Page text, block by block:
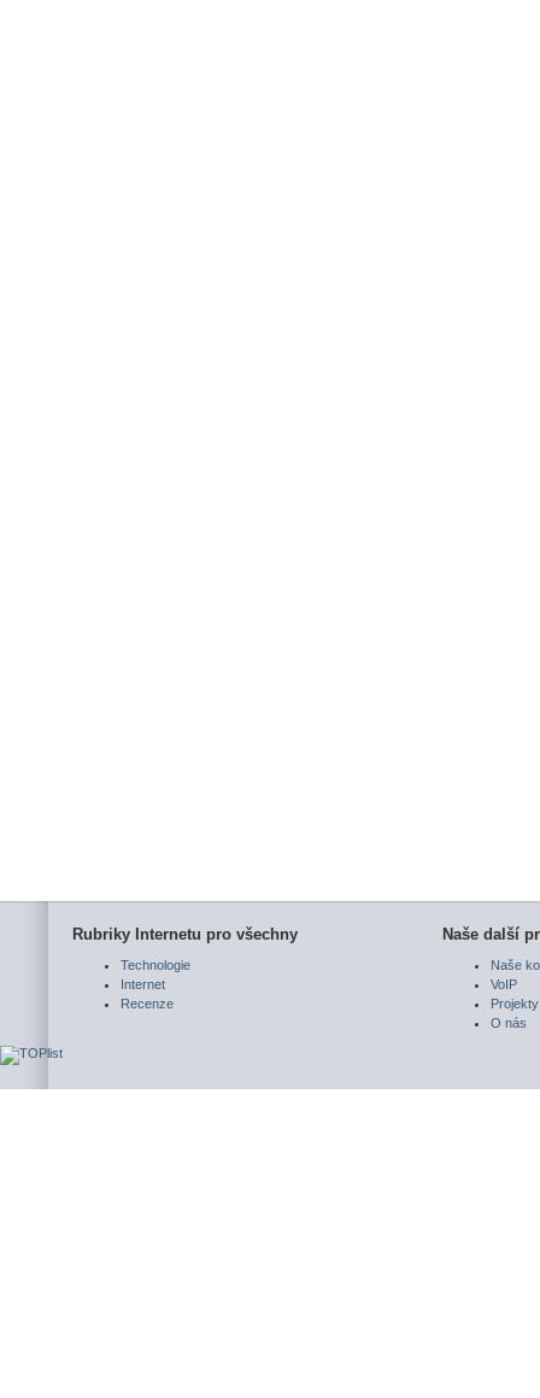
Rubriky Internetu pro všechny
Technologie
Internet
Recenze
Naše další
Naše
VoIP
Projekty
O nás